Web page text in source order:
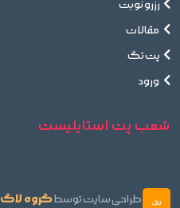
رزرو نوبت
مقالات
پت تگ
ورود
شعب پت استایلیست
طراحی سایت توسطگروه لاگ